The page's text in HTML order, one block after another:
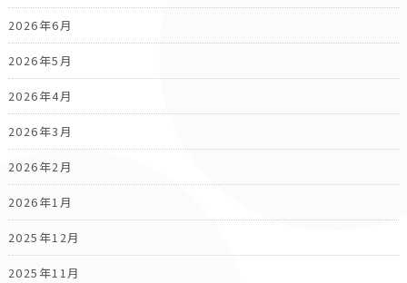
2026年6月
2026年5月
2026年4月
2026年3月
2026年2月
2026年1月
2025年12月
2025年11月